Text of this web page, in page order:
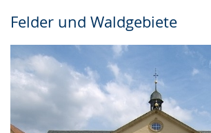
Felder und Waldgebiete